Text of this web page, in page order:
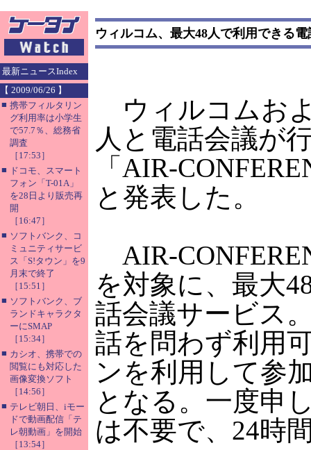
最新ニュースIndex
【 2009/06/26 】
■ 携帯フィルタリン
グ利用率は小学生
で57.7％、総務省
調査
［17:53］
■ ドコモ、スマート
フォン「T-01A」
を28日より販売再
開
［16:47］
■ ソフトバンク、コ
ミュニティサービ
ス「S!タウン」を9
月末で終了
［15:51］
■ ソフトバンク、ブ
ランドキャラクタ
ーにSMAP
［15:34］
■ カシオ、携帯での
閲覧にも対応した
画像変換ソフト
［14:56］
■ テレビ朝日、iモー
ドで動画配信「テ
レ朝動画」を開始
［13:54］
ウィルコム、最大48人で利用できる
ウィルコムお
人と電話会議が
「AIR-
と発表した。
AIR-
を対象に、最大
話会議サービス
話を問わず利用
ンを利用して参
となる。一度申
は不要で、24時